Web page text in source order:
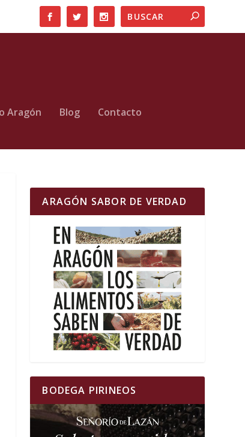
Aragón Blog Contacto
ARAGÓN SABOR DE VERDAD
BODEGA PIRINEOS